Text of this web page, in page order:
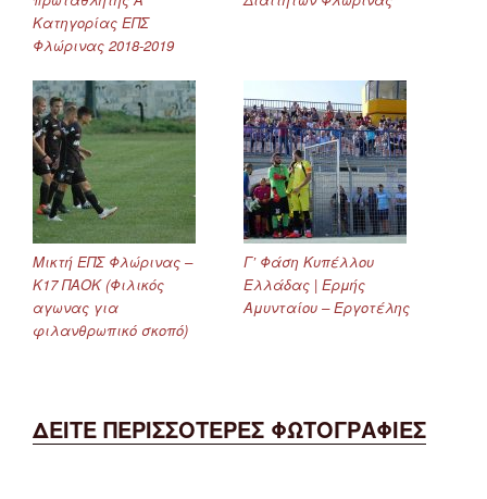
Κατηγορίας ΕΠΣ
Φλώρινας 2018-2019
Μικτή ΕΠΣ Φλώρινας –
Κ17 ΠΑΟΚ (Φιλικός
αγωνας για
φιλανθρωπικό σκοπό)
Γ’ Φάση Κυπέλλου
Ελλάδας | Ερμής
Αμυνταίου – Εργοτέλης
ΔΕΙΤΕ ΠΕΡΙΣΣΟΤΕΡΕΣ ΦΩΤΟΓΡΑΦΙΕΣ